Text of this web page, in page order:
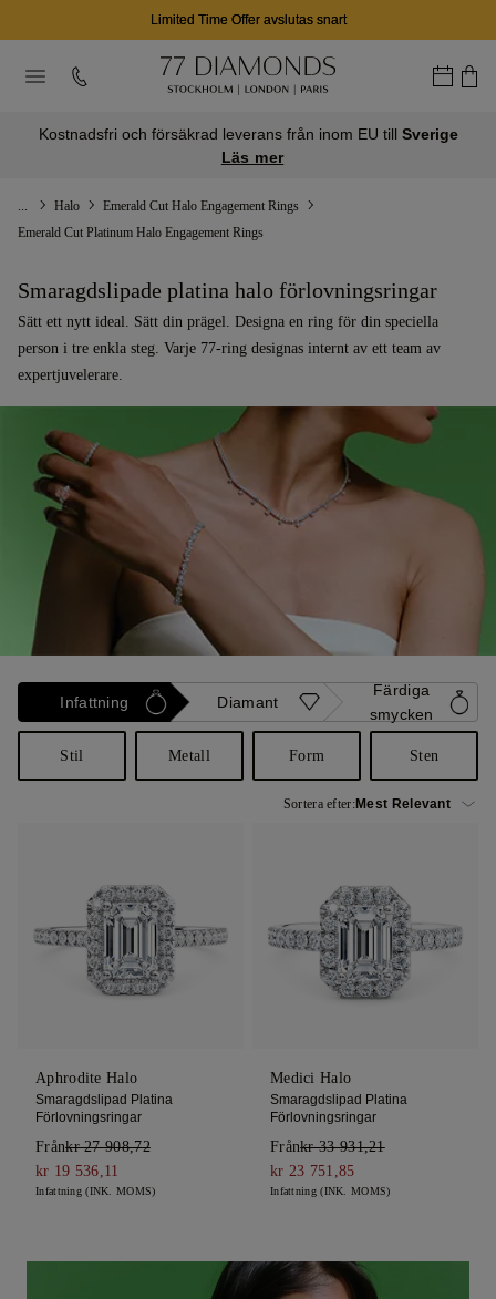
Limited Time Offer avslutas snart
Kostnadsfri och försäkrad leverans från inom EU till Sverige
Läs mer
Halo
Emerald Cut Halo Engagement Rings
Emerald Cut Platinum Halo Engagement Rings
Smaragdslipade platina halo förlovningsringar
Sätt ett nytt ideal. Sätt din prägel. Designa en ring för din speciella
person i tre enkla steg. Varje 77-ring designas internt av ett team av
expertjuvelerare.
Infattning Diamant
Färdiga
smycken
Stil Metall Form Sten
Sortera efter:
Aphrodite Halo
Smaragdslipad Platina
Förlovningsringar
Frånkr 27 908,72
kr 19 536,11
Infattning (INK. MOMS)
Medici Halo
Smaragdslipad Platina
Förlovningsringar
Frånkr 33 931,21
kr 23 751,85
Infattning (INK. MOMS)